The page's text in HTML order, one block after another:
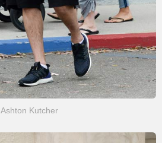
Ashton Kutcher